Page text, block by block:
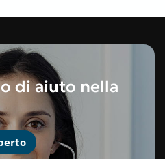
di aiuto nella